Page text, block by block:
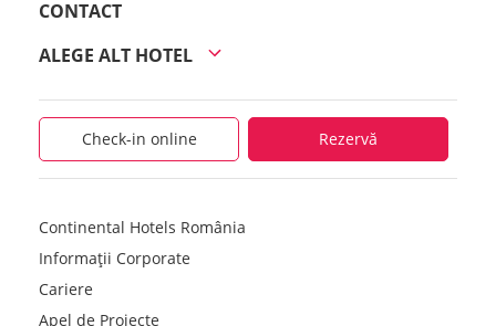
CONTACT
ALEGE ALT HOTEL
Check-in online Rezervă
Continental Hotels România
Informații Corporate
Cariere
Apel de Proiecte